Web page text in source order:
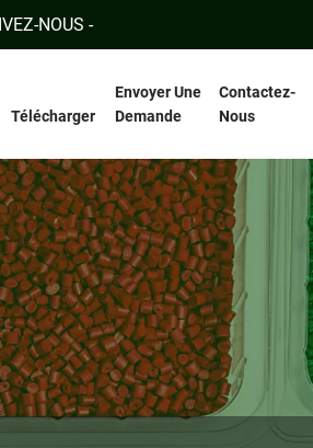
NOUS -
Télécharger
Envoyer Une
Demande
Contactez-
Nous